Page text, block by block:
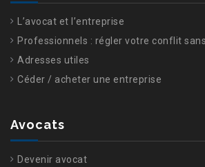
L’avocat et l’entreprise
Professionnels : régler votre conflit
Adresses utiles
Céder / acheter une entreprise
Avocats
Devenir avocat